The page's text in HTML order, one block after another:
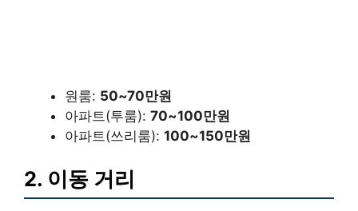
원룸: 50~70만원
아파트(투룸): 70~100만원
아파트(쓰리룸): 100~150만원
2. 이동 거리